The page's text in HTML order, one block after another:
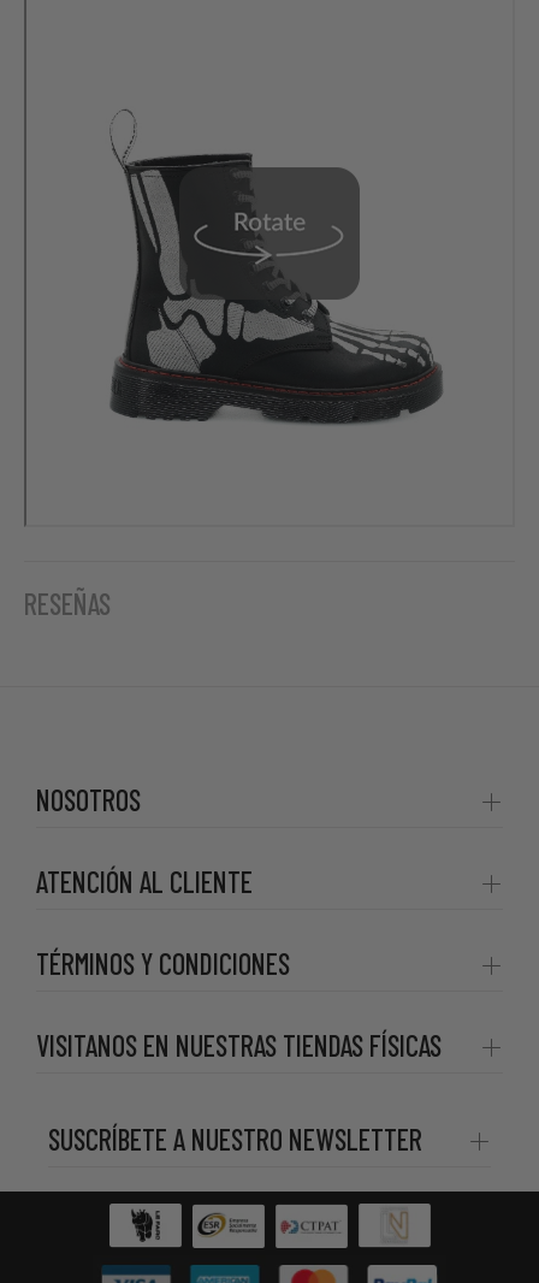
RESEÑAS
SUSCRÍBETE A NUESTRO NEWSLETTER
NOSOTROS
ATENCIÓN AL CLIENTE
TÉRMINOS Y CONDICIONES
VISITANOS EN NUESTRAS TIENDAS FÍSICAS